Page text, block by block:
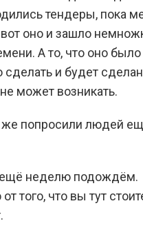
тендеры, пока
оно и зашло
А то, что оно было
сделать и будет
может возникать.
же попросили людей
неделю подождём.
того, что вы тут